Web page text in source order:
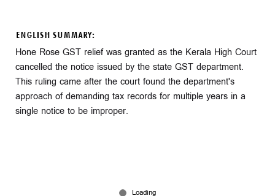
ENGLISH SUMMARY:
Hone Rose GST relief was granted as the Kerala High Court
cancelled the notice issued by the state GST department.
This ruling came after the court found the department's
approach of demanding tax records for multiple years in a
single notice to be improper.